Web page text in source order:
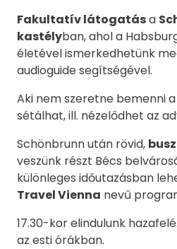
Fakultatív látogatása
kastélyban, ahol a
életével ismerkedhetünk
audioguide segítségével.
Aki nem szeretne bemenni
sétálhat, ill. nézelődhet az
Schönbrunn után rövid,
veszünk részt Bécs
különleges időutazásban
Travel Vienna nevű
17.30-kor elindulunk
az esti órákban.